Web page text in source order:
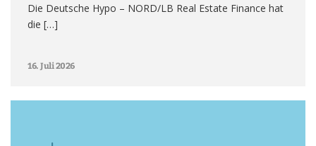
Die Deutsche Hypo – NORD/LB Real Estate Finance hat
die […]
16. Juli 2026